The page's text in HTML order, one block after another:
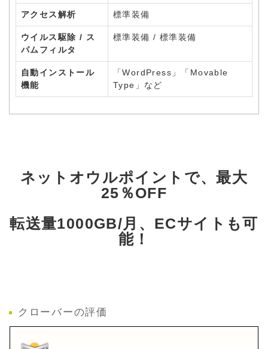
アクセス解析 標準装備
ウイルス駆除 / ス
パムフィルタ
標準装備 / 標準装備
自動インストール
機能
「WordPress」「Movable
Type」など
ネットオウルポイントで、最大
25％OFF
転送量1000GB/月、ECサイトも可
能！
クローバーの評価